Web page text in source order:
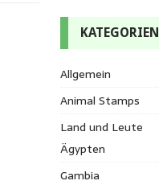
KATEGORIEN
Allgemein
Animal Stamps
Land und Leute
Ägypten
Gambia